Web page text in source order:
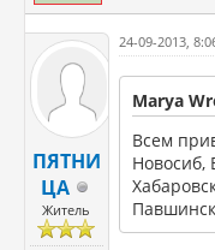
ПЯТНИ
ЦА
Житель
24-09-2013,
Marya
Всем
Новосиб,